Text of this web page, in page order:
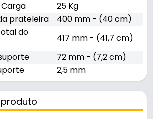
25 Kg
prateleira
400 mm - (40 cm)
do
417 mm - (41,7 cm)
72 mm - (7,2 cm)
2,5 mm